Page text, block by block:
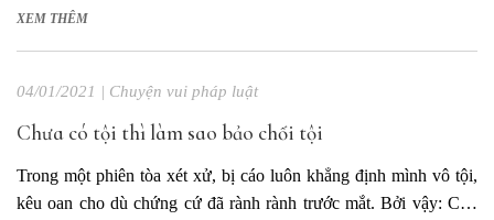
sự nghiệp của luật sư là gì? Luật sư: Là đi tìm chân lý. Chủ tọa:
XEM THÊM
04/01/2021 | Chuyện vui pháp luật
Chưa có tội thì làm sao bảo chối tội
Trong một phiên tòa xét xử, bị cáo luôn khẳng định mình vô tội,
kêu oan cho dù chứng cứ đã rành rành trước mắt. Bởi vậy: Chủ